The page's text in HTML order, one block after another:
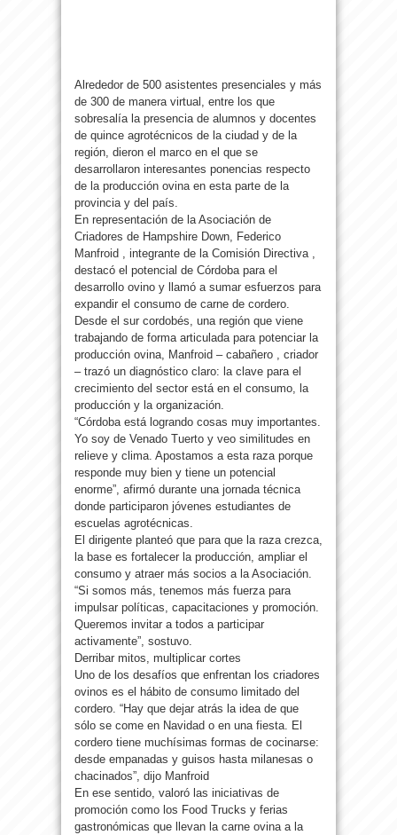
Alrededor de 500 asistentes presenciales y más
de 300 de manera virtual, entre los que
sobresalía la presencia de alumnos y docentes
de quince agrotécnicos de la ciudad y de la
región, dieron el marco en el que se
desarrollaron interesantes ponencias respecto
de la producción ovina en esta parte de la
provincia y del país.
En representación de la Asociación de
Criadores de Hampshire Down, Federico
Manfroid , integrante de la Comisión Directiva ,
destacó el potencial de Córdoba para el
desarrollo ovino y llamó a sumar esfuerzos para
expandir el consumo de carne de cordero.
Desde el sur cordobés, una región que viene
trabajando de forma articulada para potenciar la
producción ovina, Manfroid – cabañero , criador
– trazó un diagnóstico claro: la clave para el
crecimiento del sector está en el consumo, la
producción y la organización.
“Córdoba está logrando cosas muy importantes.
Yo soy de Venado Tuerto y veo similitudes en
relieve y clima. Apostamos a esta raza porque
responde muy bien y tiene un potencial
enorme”, afirmó durante una jornada técnica
donde participaron jóvenes estudiantes de
escuelas agrotécnicas.
El dirigente planteó que para que la raza crezca,
la base es fortalecer la producción, ampliar el
consumo y atraer más socios a la Asociación.
“Si somos más, tenemos más fuerza para
impulsar políticas, capacitaciones y promoción.
Queremos invitar a todos a participar
activamente”, sostuvo.
Derribar mitos, multiplicar cortes
Uno de los desafíos que enfrentan los criadores
ovinos es el hábito de consumo limitado del
cordero. “Hay que dejar atrás la idea de que
sólo se come en Navidad o en una fiesta. El
cordero tiene muchísimas formas de cocinarse:
desde empanadas y guisos hasta milanesas o
chacinados”, dijo Manfroid
En ese sentido, valoró las iniciativas de
promoción como los Food Trucks y ferias
gastronómicas que llevan la carne ovina a la